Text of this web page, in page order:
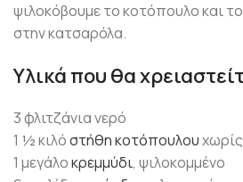
ψιλοκόβουμε το κοτόπουλο και
στην κατσαρόλα.
Υλικά που θα
3 φλιτζάνια νερό
1 ½ κιλόστήθη κοτόπουλου
1 μεγάλοκρεμμύδι, ψιλοκομμένο